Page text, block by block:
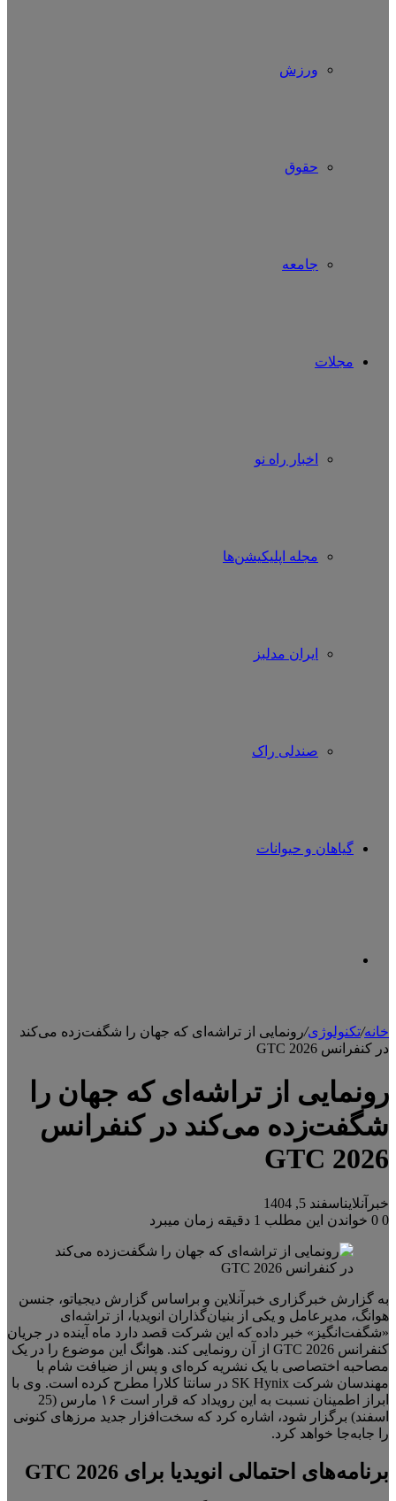
ورزش
حقوق
جامعه
مجلات
اخبار راه نو
مجله اپلیکیشن‌ها
ایران مدلبز
صندلی راک
گیاهان و حیوانات
پوسته
خانه/تکنولوژی/رونمایی از تراشه‌ای که جهان را شگفت‌زده می‌کند
در کنفرانس GTC 2026
رونمایی از تراشه‌ای که جهان را
شگفت‌زده می‌کند در کنفرانس
GTC 2026
خبرآنلایناسفند 5, 1404
0
خواندن این مطلب 1 دقیقه زمان میبرد
به گزارش خبرگزاری خبرآنلاین و براساس گزارش دیجیاتو، جنسن
هوانگ، مدیرعامل و یکی از بنیان‌گذاران انویدیا، از تراشه‌ای
«شگفت‌انگیز» خبر داده که این شرکت قصد دارد ماه آینده در جریان
کنفرانس GTC 2026 از آن رونمایی کند. هوانگ این موضوع را در یک
مصاحبه اختصاصی با یک نشریه کره‌ای و پس از ضیافت شام با
مهندسان شرکت SK Hynix در سانتا کلارا مطرح کرده است. وی با
ابراز اطمینان نسبت به این رویداد که قرار است ۱۶ مارس (25
اسفند) برگزار شود، اشاره کرد که سخت‌افزار جدید مرزهای کنونی
را جابه‌جا خواهد کرد.
برنامه‌های احتمالی انویدیا برای GTC 2026